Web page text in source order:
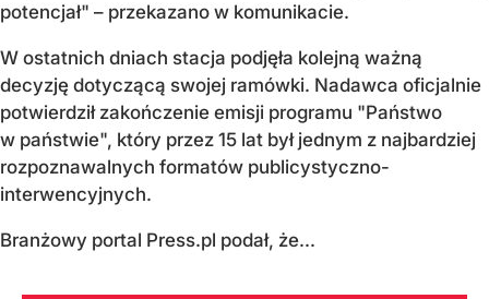
potencjał" – przekazano w komunikacie.
W ostatnich dniach stacja podjęła kolejną ważną
decyzję dotyczącą swojej ramówki. Nadawca oficjalnie
potwierdził zakończenie emisji programu "Państwo
w państwie", który przez 15 lat był jednym z najbardziej
rozpoznawalnych formatów publicystyczno-
interwencyjnych.
Branżowy portal Press.pl podał, że...